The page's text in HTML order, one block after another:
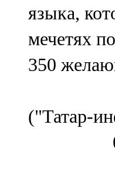
языка,
мечетях
350
("Татар-